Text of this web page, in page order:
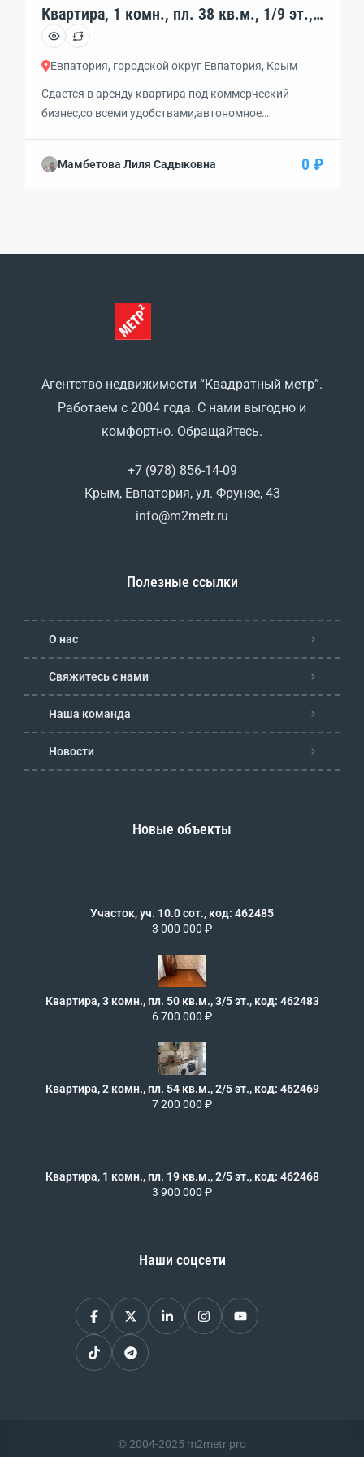
Квартира, 1 комн., пл. 38 кв.м., 1/9 эт.,
код: 397497
Евпатория, городской округ Евпатория, Крым
Сдается в аренду квартира под коммерческий
бизнес,со всеми удобствами,автономное
место,вид на Красную горку.
Мамбетова Лиля Садыковна 0 ₽
Агентство недвижимости “Квадратный метр”.
Работаем с 2004 года. С нами выгодно и
комфортно. Обращайтесь.
+7 (978) 856-14-09
Крым, Евпатория, ул. Фрунзе, 43
info@m2metr.ru
Полезные ссылки
О нас
Свяжитесь с нами
Наша команда
Новости
Новые объекты
Участок, уч. 10.0 сот., код: 462485
3 000 000 ₽
Квартира, 3 комн., пл. 50 кв.м., 3/5 эт., код: 462483
6 700 000 ₽
Квартира, 2 комн., пл. 54 кв.м., 2/5 эт., код: 462469
7 200 000 ₽
Квартира, 1 комн., пл. 19 кв.м., 2/5 эт., код: 462468
3 900 000 ₽
Наши соцсети
© 2004-2025 m2metr pro